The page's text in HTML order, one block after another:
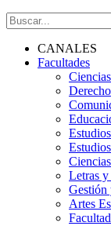
CANALES
Facultades
Derecho
Letras y
Artes